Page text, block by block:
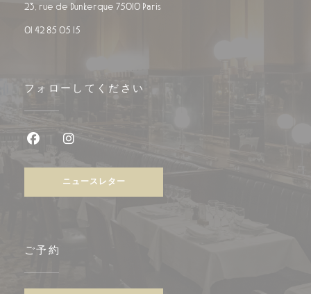
23, rue de Dunkerque 75010 Paris
01 42 85 05 15
フォローしてください
ニュースレター
ご予約